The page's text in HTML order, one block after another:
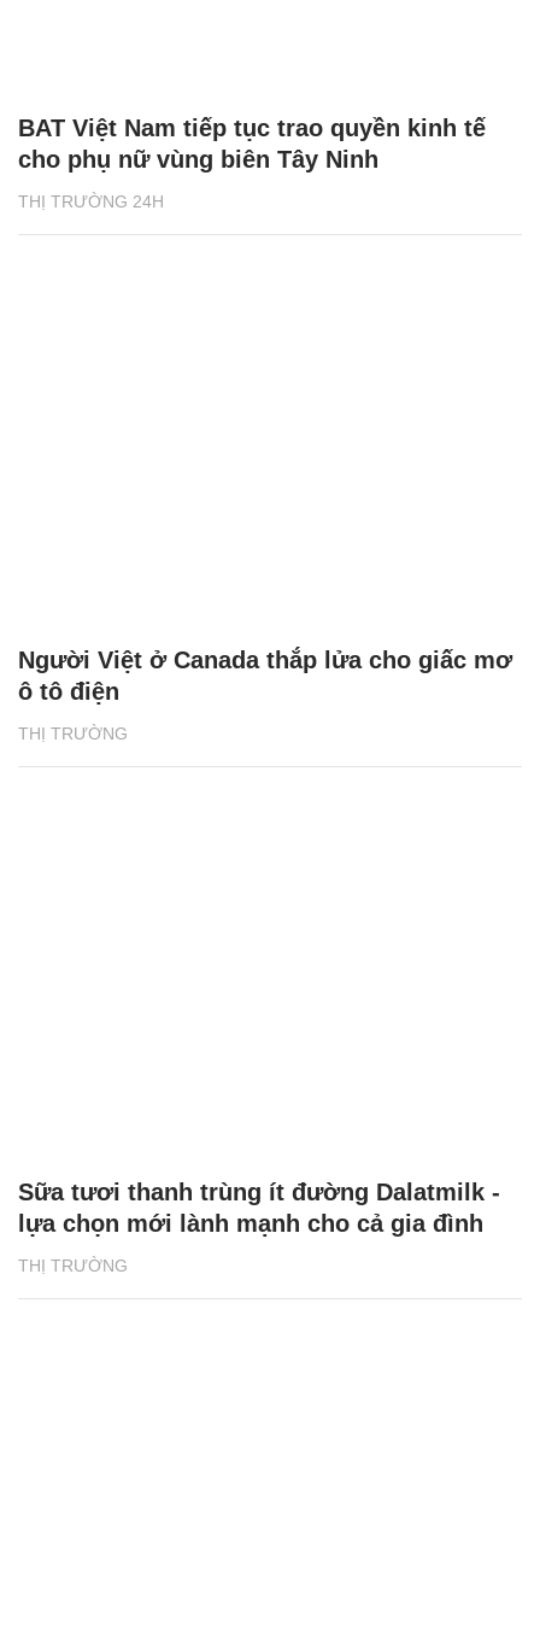
THỊ TRƯỜNG 24H
BAT Việt Nam tiếp tục trao quyền kinh tế
cho phụ nữ vùng biên Tây Ninh
THỊ TRƯỜNG
Người Việt ở Canada thắp lửa cho giấc mơ
ô tô điện
THỊ TRƯỜNG
Sữa tươi thanh trùng ít đường Dalatmilk -
lựa chọn mới lành mạnh cho cả gia đình